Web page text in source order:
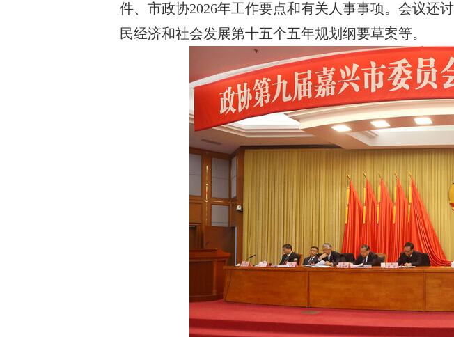
件、市政协2026年工作要点和有关人事事项。会议还
民经济和社会发展第十五个五年规划纲要草案等。